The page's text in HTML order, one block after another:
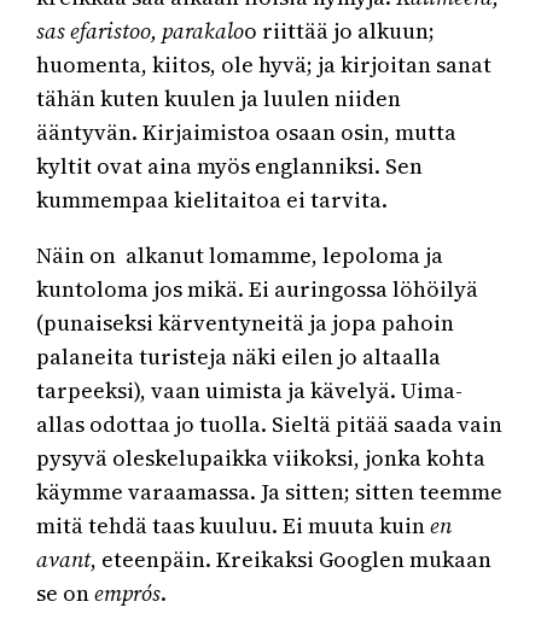
sas efaristoo, parakaloo riittää jo alkuun;
huomenta, kiitos, ole hyvä; ja kirjoitan sanat
tähän kuten kuulen ja luulen niiden
ääntyvän. Kirjaimistoa osaan osin, mutta
kyltit ovat aina myös englanniksi. Sen
kummempaa kielitaitoa ei tarvita.
Näin on alkanut lomamme, lepoloma ja
kuntoloma jos mikä. Ei auringossa löhöilyä
(punaiseksi kärventyneitä ja jopa pahoin
palaneita turisteja näki eilen jo altaalla
tarpeeksi), vaan uimista ja kävelyä. Uima-
allas odottaa jo tuolla. Sieltä pitää saada vain
pysyvä oleskelupaikka viikoksi, jonka kohta
käymme varaamassa. Ja sitten; sitten teemme
mitä tehdä taas kuuluu. Ei muuta kuinen
avant, eteenpäin. Kreikaksi Googlen mukaan
se onemprós.